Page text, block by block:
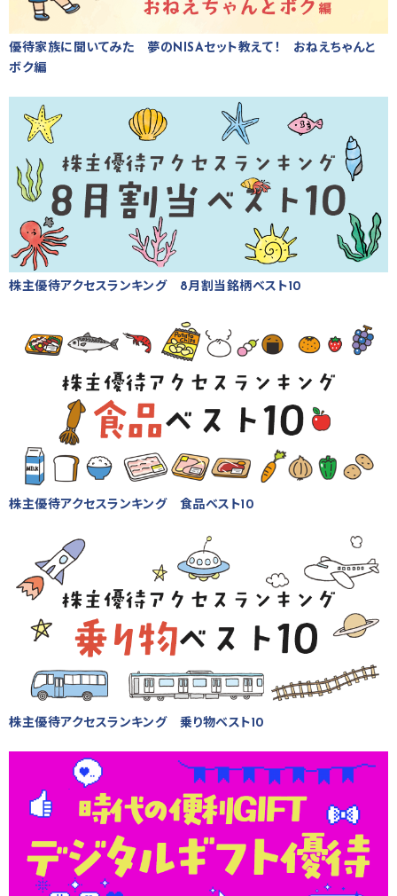
優待家族に聞いてみた 夢のNISAセット教えて！ おねえちゃんと
ボク編
株主優待アクセスランキング 8月割当銘柄ベスト10
株主優待アクセスランキング 食品ベスト10
株主優待アクセスランキング 乗り物ベスト10